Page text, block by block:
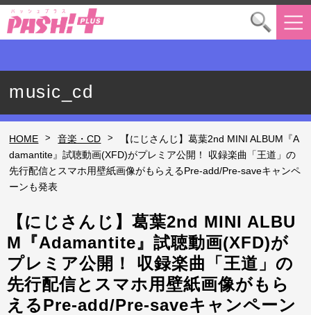
music_cd
HOME > 音楽・CD >
【にじさんじ】葛葉2nd MINI ALBUM『A
damantite』試聴動画(XFD)がプレミア公開！ 収録楽曲「王道」の
先行配信とスマホ用壁紙画像がもらえるPre-add/Pre-saveキャンペ
ーンも発表
【にじさんじ】葛葉2nd MINI ALBU
M『Adamantite』試聴動画(XFD)が
プレミア公開！ 収録楽曲「王道」の
先行配信とスマホ用壁紙画像がもら
えるPre-add/Pre-saveキャンペーン